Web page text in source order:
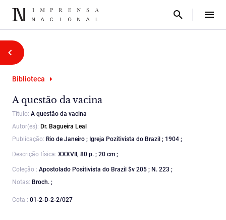
Biblioteca
A questão da vacina
Título: A questão da vacina
Autor(es): Dr. Bagueira Leal
Publicação: Rio de Janeiro ; Igreja Pozitivista do Brazil ; 1904 ;
Descrição física: XXXVII, 80 p. ; 20 cm ;
Coleção : Apostolado Positivista do Brazil $v 205 ; N. 223 ;
Notas: Broch. ;
Cota : 01-2-D-2-2/027